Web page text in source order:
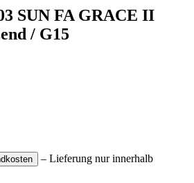
SUN FA GRACE II
/ G15
– Lieferung nur innerhalb